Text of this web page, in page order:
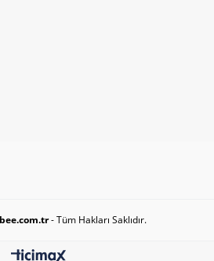
- Tüm Hakları Saklıdır.